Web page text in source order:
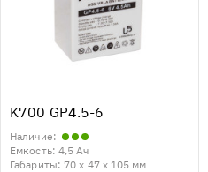
K700 GP4.5-6
Наличие:
Ёмкость: 4,5 Ач
Габариты: 70 x 47 x 105 мм